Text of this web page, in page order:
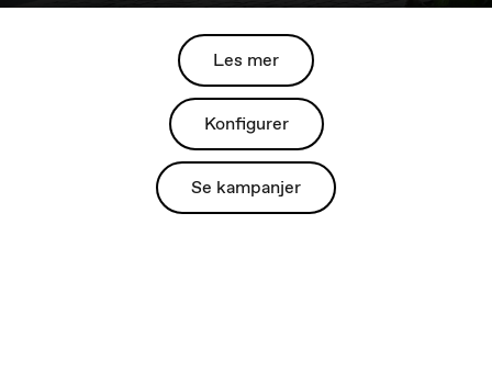
Les mer
Konfigurer
Se kampanjer